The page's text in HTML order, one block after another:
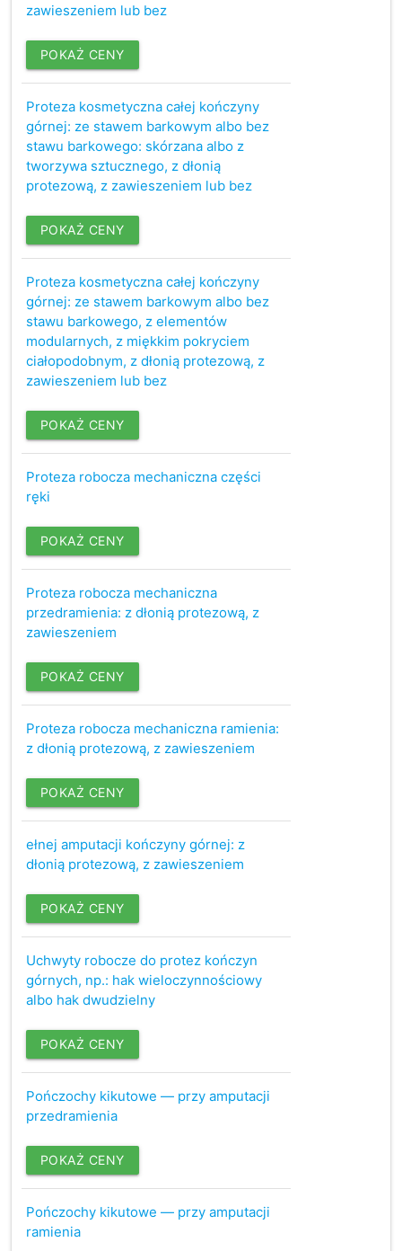
zawieszeniem lub bez
POKAŻ CENY
Proteza kosmetyczna całej kończyny
górnej: ze stawem barkowym albo bez
stawu barkowego: skórzana albo z
tworzywa sztucznego, z dłonią
protezową, z zawieszeniem lub bez
POKAŻ CENY
Proteza kosmetyczna całej kończyny
górnej: ze stawem barkowym albo bez
stawu barkowego, z elementów
modularnych, z miękkim pokryciem
ciałopodobnym, z dłonią protezową, z
zawieszeniem lub bez
POKAŻ CENY
Proteza robocza mechaniczna części
ręki
POKAŻ CENY
Proteza robocza mechaniczna
przedramienia: z dłonią protezową, z
zawieszeniem
POKAŻ CENY
Proteza robocza mechaniczna ramienia:
z dłonią protezową, z zawieszeniem
POKAŻ CENY
ełnej amputacji kończyny górnej: z
dłonią protezową, z zawieszeniem
POKAŻ CENY
Uchwyty robocze do protez kończyn
górnych, np.: hak wieloczynnościowy
albo hak dwudzielny
POKAŻ CENY
Pończochy kikutowe — przy amputacji
przedramienia
POKAŻ CENY
Pończochy kikutowe — przy amputacji
ramienia